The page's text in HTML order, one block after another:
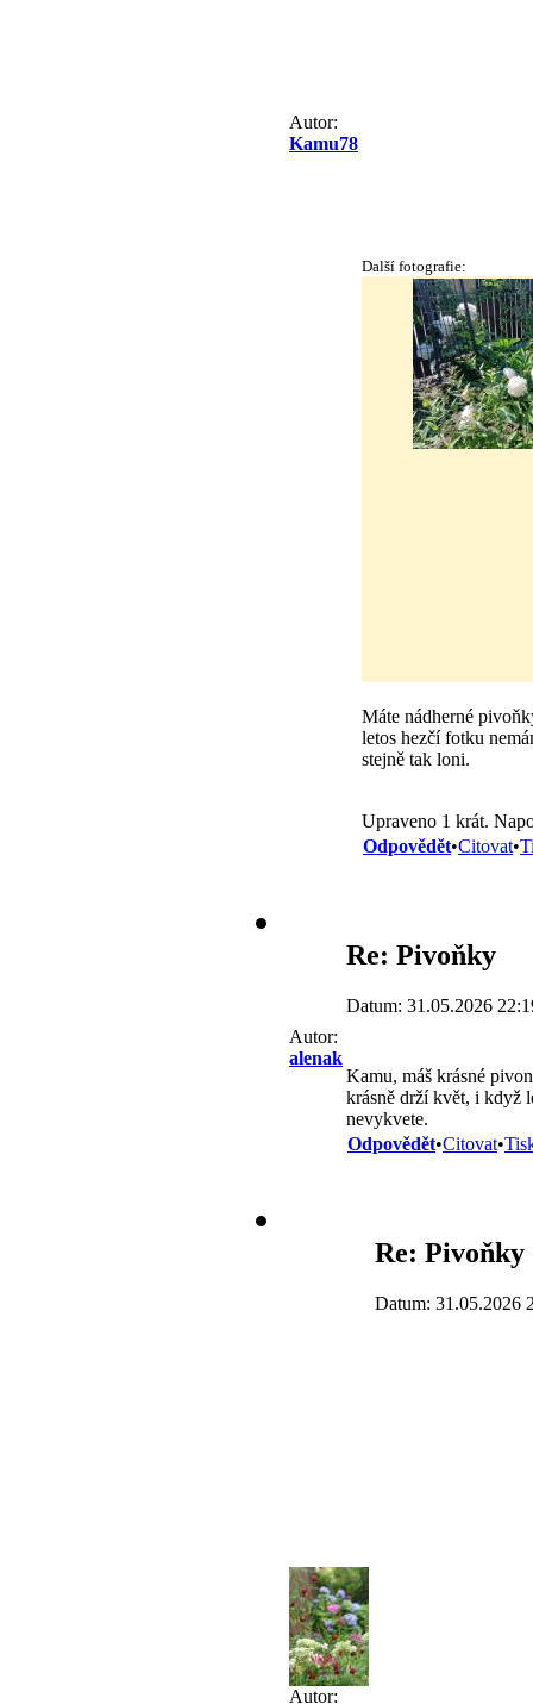
Autor:
Kamu78
Další fotografie:
Máte nádherné
letos hezčí fotku
stejně tak loni.
Upraveno 1 krát.
Odpovědět•Citovat•
Autor:
alenak
Re: Pivoňky
Datum: 31.05.2026
Kamu, máš krásné
krásně drží květ, i když
nevykvete.
Odpovědět•Citovat•
Autor:
Re: Pivoňky
Datum: 31.05.2026